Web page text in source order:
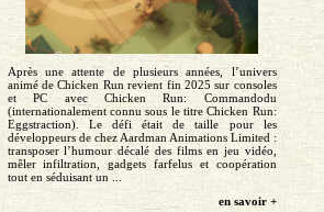
Après une attente de plusieurs années, l’univers
animé de Chicken Run revient fin 2025 sur consoles
et PC avec Chicken Run: Commandodu
(internationalement connu sous le titre Chicken Run:
Eggstraction). Le défi était de taille pour les
développeurs de chez Aardman Animations Limited :
transposer l’humour décalé des films en jeu vidéo,
mêler infiltration, gadgets farfelus et coopération
tout en séduisant un ...
en savoir +